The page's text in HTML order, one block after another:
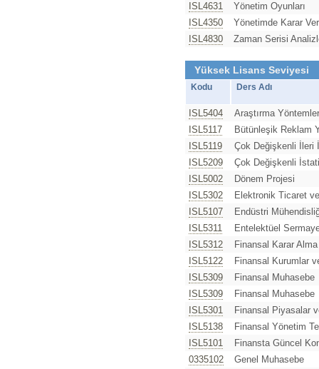
ISL4631
Yönetim Oyunları
ISL4350
Yönetimde Karar
ISL4830
Zaman Serisi
Yüksek Lisans Seviyesi
Kodu Ders Adı
ISL5404
Araştırma
ISL5117
Bütünleşik Reklam
ISL5119
Çok Değişkenli İleri
ISL5209
Çok Değişkenli
ISL5002
Dönem Projesi
ISL5302
Elektronik Ticaret
ISL5107
Endüstri
ISL5311
Entelektüel
ISL5312
Finansal Karar Alma
ISL5122
Finansal Kurumlar
ISL5309
Finansal Muhasebe
ISL5309
Finansal Muhasebe
ISL5301
Finansal Piyasalar
ISL5138
Finansal Yönetim
ISL5101
Finansta Güncel
0335102
Genel Muhasebe